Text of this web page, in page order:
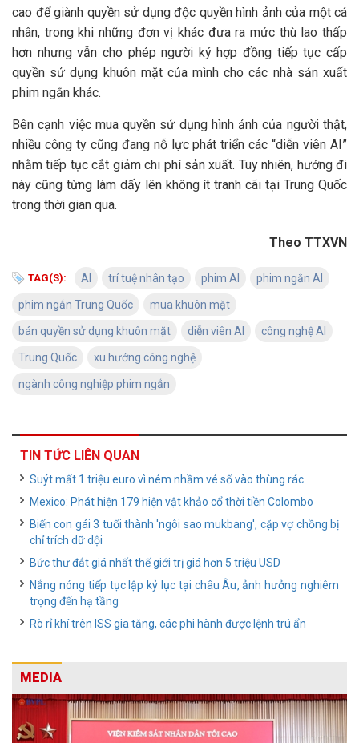
cao để giành quyền sử dụng độc quyền hình ảnh của một cá
nhân, trong khi những đơn vị khác đưa ra mức thù lao thấp
hơn nhưng vẫn cho phép người ký hợp đồng tiếp tục cấp
quyền sử dụng khuôn mặt của mình cho các nhà sản xuất
phim ngắn khác.
Bên cạnh việc mua quyền sử dụng hình ảnh của người thật,
nhiều công ty cũng đang nỗ lực phát triển các “diễn viên AI”
nhằm tiếp tục cắt giảm chi phí sản xuất. Tuy nhiên, hướng đi
này cũng từng làm dấy lên không ít tranh cãi tại Trung Quốc
trong thời gian qua.
Theo TTXVN
TAG(S): AI trí tuệ nhân tạo phim AI phim ngắn AI
phim ngắn Trung Quốc mua khuôn mặt
bán quyền sử dụng khuôn mặt diễn viên AI công nghệ AI
Trung Quốc xu hướng công nghệ
ngành công nghiệp phim ngắn
TIN TỨC LIÊN QUAN
Suýt mất 1 triệu euro vì ném nhầm vé số vào thùng rác
Mexico: Phát hiện 179 hiện vật khảo cổ thời tiền Colombo
Biến con gái 3 tuổi thành 'ngôi sao mukbang', cặp vợ chồng bị
chỉ trích dữ dội
Bức thư đắt giá nhất thế giới trị giá hơn 5 triệu USD
Nắng nóng tiếp tục lập kỷ lục tại châu Âu, ảnh hưởng nghiêm
trọng đến hạ tầng
Rò rỉ khí trên ISS gia tăng, các phi hành được lệnh trú ẩn
MEDIA